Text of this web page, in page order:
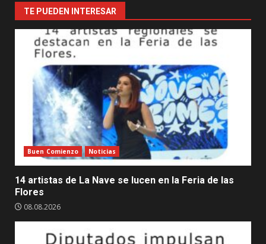
beneficia
a
más
de
12.000
personas
educativas
TE PUEDEN INTERESAR
Buen Comienzo Noticias
14 artistas de La Nave se lucen en la Feria de las
Flores
08.08.2026